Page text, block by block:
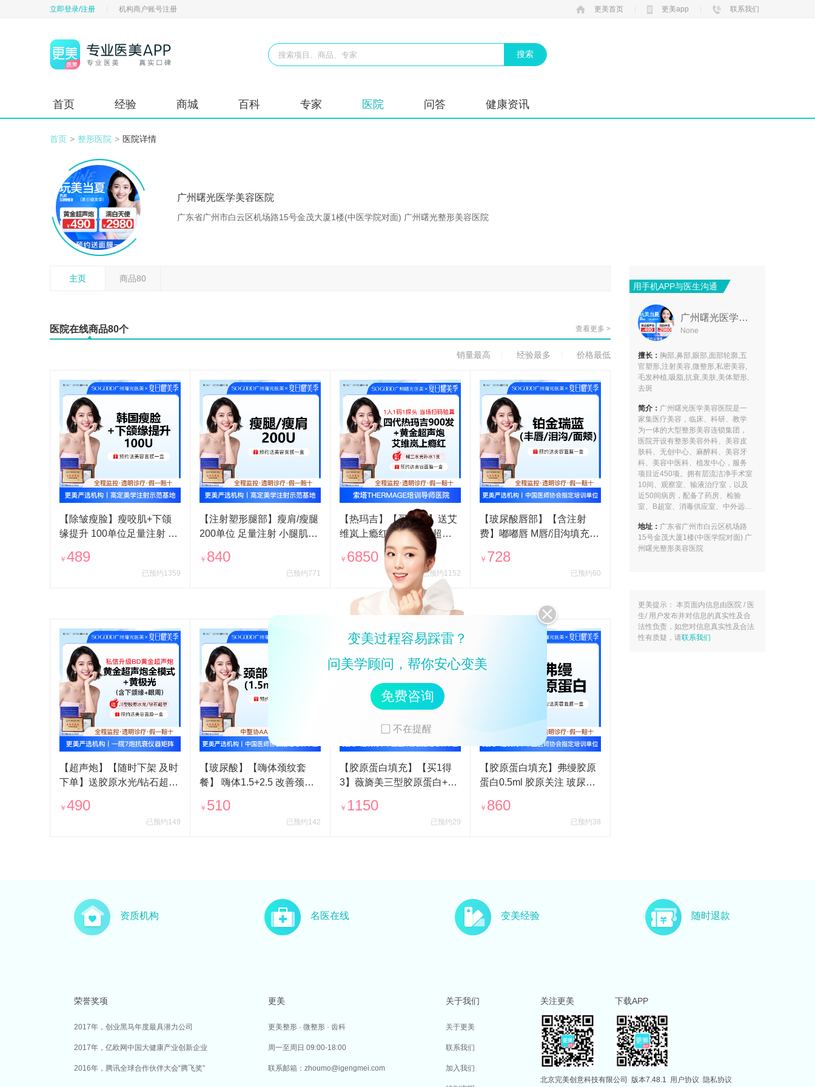
立即登录/注册 机构商户账号注册 更美首页 更美app 联系我们
首页 经验 商城 百科 专家 医院 问答 健康资讯
变美过程容易踩雷？
问美学顾问，帮你安心变美
免费咨询
不在提醒
首页 > 整形医院 > 医院详情
广州曙光医学美容医院
广东省广州市白云区机场路15号金茂大厦1楼(中医学院对面) 广州曙光整形美容医院
主页 商品80
医院在线商品80个 查看更多 >
销量最高 经验最多 价格最低
【除皱瘦脸】瘦咬肌+下颌
缘提升 100单位足量注射 下
￥ 489
已预约1359
【注射塑形腿部】瘦肩/瘦腿
200单位 足量注射 小腿肌肉/
￥ 840
已预约771
【热玛吉】【买1得4】送艾
维岚上瘾红童颜+黄金超声
炮+水光补水 四代热玛吉900
发紧肤除皱
￥ 6850
已预约1152
【玻尿酸唇部】【含注射
费】嘟嘟唇 M唇/泪沟填充
￥ 728
已预约60
【超声炮】【随时下架 及时
下单】送胶原水光/钻石超塑
￥ 490
已预约149
【玻尿酸】【嗨体颈纹套
餐】 嗨体1.5+2.5 改善颈纹
￥ 510
已预约142
【胶原蛋白填充】【买1得
3】薇旖美三型胶原蛋白+欧
化眼周细纹
￥ 1150
已预约29
【胶原蛋白填充】弗缦胶原
蛋白0.5ml 胶原关注 玻尿酸
￥ 860
已预约38
用手机APP与医生沟通
广州曙光医学美容医院
None
擅长： 胸部,鼻部,眼部,面部轮廓,五
官塑形,注射美容,微整形,私密美容,
毛发种植,吸脂,抗衰,美肤,美体塑形,
去斑
简介： 广州曙光医学美容医院是一
家集医疗美容，临床、科研、教学
为一体的大型整形美容连锁集团，
医院开设有整形美容外科、美容皮
肤科、无创中心、麻醉科、美容牙
科、美容中医科、植发中心，服务
项目近450项。拥有层流洁净手术室
10间、观察室、输液治疗室，以及
近50间病房，配备了药房、检验
室、B超室、消毒供应室、中外远程
建楼房安全系统，以及拥有先进的
医疗仪器，与美国、韩国、日本等
国专家建立定向交流机制，致力带
地址： 广东省广州市白云区机场路
15号金茂大厦1楼(中医学院对面) 广
州曙光整形美容医院
更美提示： 本页面内信息由医院 / 医
生/ 用户发布并对信息的真实性及合
法性负责，如您对信息真实性及合法
性有质疑，请联系我们
资质机构 名医在线 变美经验 随时退款
荣誉奖项
2017年，创业黑马年度最具潜力公司
2017年，亿欧网中国大健康产业创新企业
2016年，腾讯全球合作伙伴大会“腾飞奖”
更美
更美整形 · 微整形 · 齿科
周一至周日 09:00-18:00
联系邮箱：zhoumo@igengmei.com
关于我们
关于更美
联系我们
加入我们
关注更美 下载APP
北京完美创意科技有限公司 版本7.48.1 用户协议 隐私协议